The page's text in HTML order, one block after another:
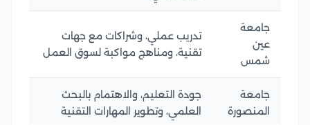
جامعة
عين
شمس
تدريب عملي، وشراكات مع جهات
تقنية، ومناهج مواكبة لسوق العمل
جامعة
المنصورة
جودة التعليم، والاهتمام بالبحث
العلمي، وتطوير المهارات التقنية